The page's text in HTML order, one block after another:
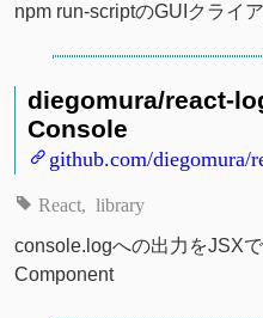
npm run-scriptのGUIクライ
diegomura/react-
Console
github.com/diegomura/
React library
console.logへの出力をJSX
Component